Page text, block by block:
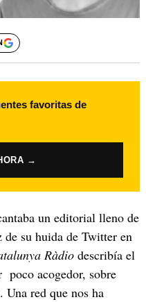
favoritas de
→
un editorial lleno de
su huida de Twitter en
Ràdiodescribía el
acogedor, sobre
Una red que nos ha